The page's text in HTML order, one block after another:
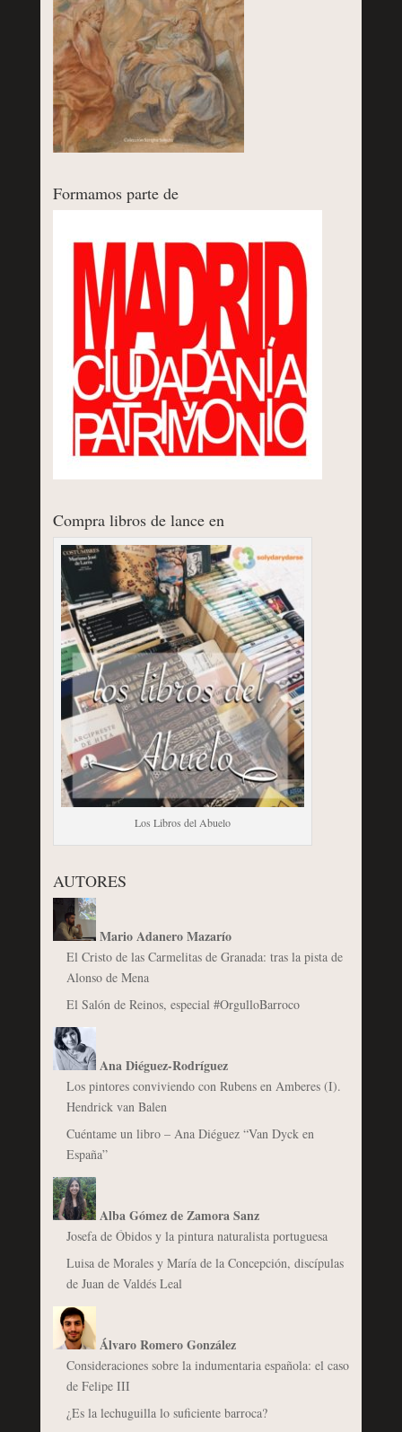
Formamos parte de
Compra libros de lance en
Los Libros del Abuelo
AUTORES
Mario Adanero Mazarío
El Cristo de las Carmelitas de Granada: tras la pista de
Alonso de Mena
El Salón de Reinos, especial #OrgulloBarroco
Ana Diéguez-Rodríguez
Los pintores conviviendo con Rubens en Amberes (I).
Hendrick van Balen
Cuéntame un libro – Ana Diéguez “Van Dyck en
España”
Alba Gómez de Zamora Sanz
Josefa de Óbidos y la pintura naturalista portuguesa
Luisa de Morales y María de la Concepción, discípulas
de Juan de Valdés Leal
Álvaro Romero González
Consideraciones sobre la indumentaria española: el caso
de Felipe III
¿Es la lechuguilla lo suficiente barroca?